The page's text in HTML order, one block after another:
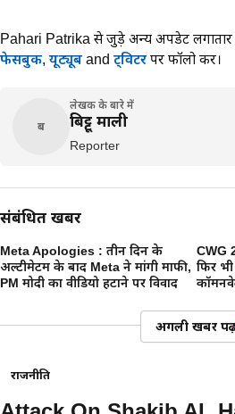
Pahari Patrika से जुड़े अन्य अपडेट लगातार
फेसबुक, यूट्यूब and ट्विटर पर फॉलो करें।
ब
लेखक के बारे में
बिट्टू माली
Reporter
संबंधित खबरें
Meta Apologies : तीन दिन के
अल्टीमेटम के बाद Meta ने मांगी माफी,
PM मोदी का वीडियो हटाने पर विवाद
CWG
फिर
अगली खबर
राजनीति